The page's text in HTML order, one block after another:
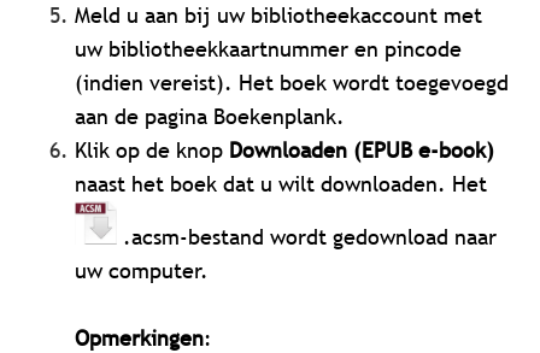
Meld u aan bij uw bibliotheekaccount met
uw bibliotheekkaartnummer en pincode
(indien vereist). Het boek wordt toegevoegd
aan de pagina Boekenplank.
Klik op de knop Downloaden (EPUB e-book)
naast het boek dat u wilt downloaden. Het
.acsm-bestand wordt gedownload naar
uw computer.
Opmerkingen: